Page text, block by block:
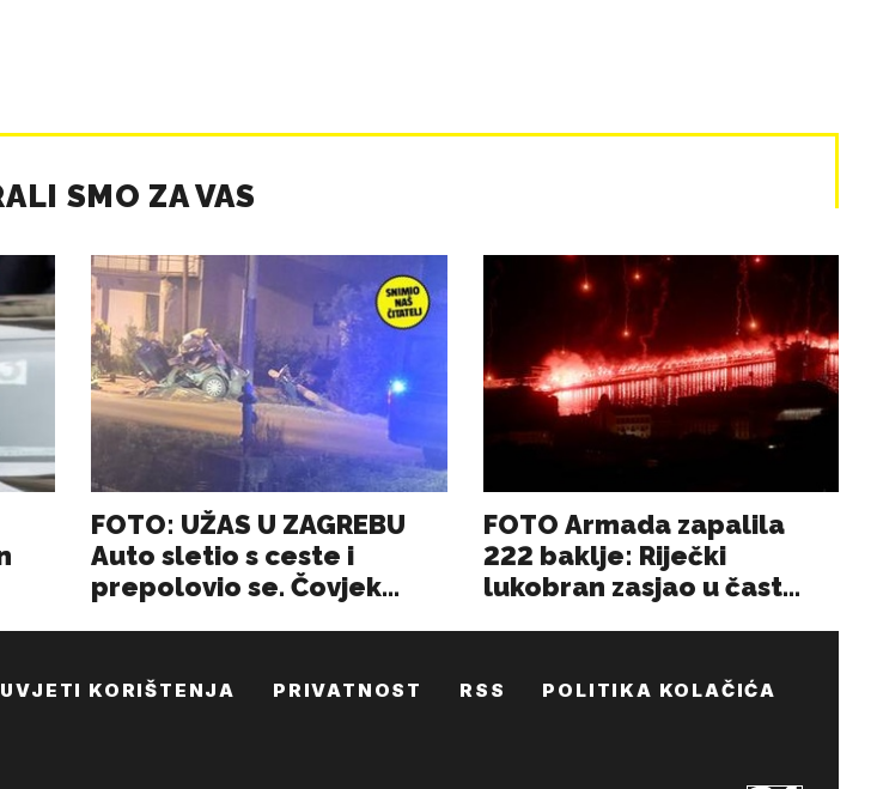
UVJETI KORIŠTENJA PRIVATNOST RSS POLITIKA KOLAČIĆA